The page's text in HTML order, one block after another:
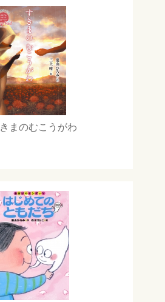
まのむこうがわ